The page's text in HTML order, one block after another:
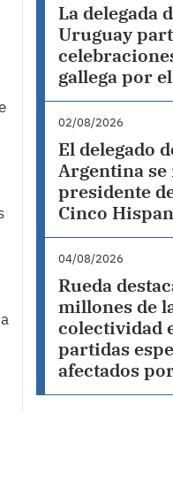
La delegada
Uruguay
gallega por
02/08/2026
El delegado
Argentina
presidente
Cinco
04/08/2026
Rueda
millones de
colectividad
partidas
afectados